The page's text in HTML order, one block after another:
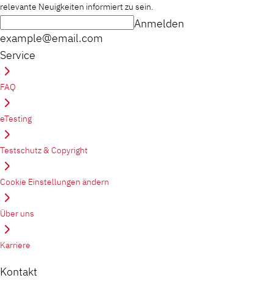
relevante Neuigkeiten informiert zu sein.
example@email.com
Anmelden
Service
FAQ
eTesting
Testschutz & Copyright
Cookie Einstellungen ändern
Über uns
Karriere
Kontakt